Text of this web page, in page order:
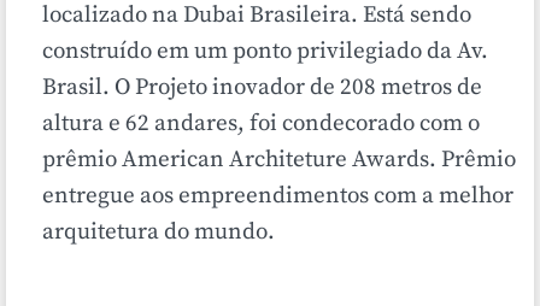
localizado na Dubai Brasileira. Está sendo
construído em um ponto privilegiado da Av.
Brasil. O Projeto inovador de 208 metros de
altura e 62 andares, foi condecorado com o
prêmio American Architeture Awards. Prêmio
entregue aos empreendimentos com a melhor
arquitetura do mundo.